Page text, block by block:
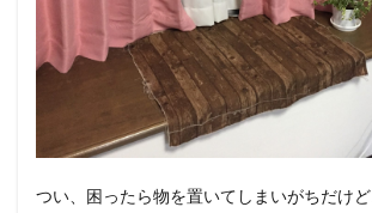
つい、困ったら物を置いてしまいがちだけ